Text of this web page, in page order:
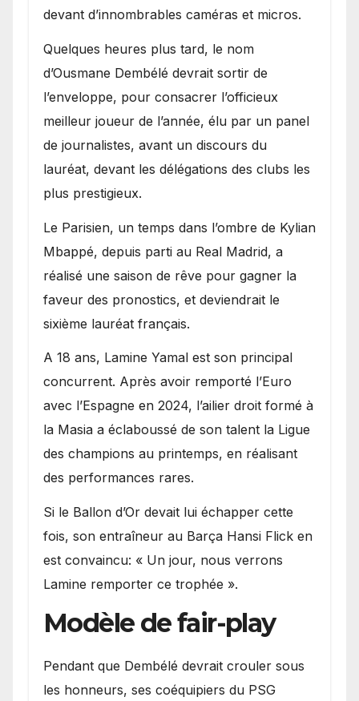
devant d’innombrables caméras et micros.
Quelques heures plus tard, le nom
d’Ousmane Dembélé devrait sortir de
l’enveloppe, pour consacrer l’officieux
meilleur joueur de l’année, élu par un panel
de journalistes, avant un discours du
lauréat, devant les délégations des clubs les
plus prestigieux.
Le Parisien, un temps dans l’ombre de Kylian
Mbappé, depuis parti au Real Madrid, a
réalisé une saison de rêve pour gagner la
faveur des pronostics, et deviendrait le
sixième lauréat français.
A 18 ans, Lamine Yamal est son principal
concurrent. Après avoir remporté l’Euro
avec l’Espagne en 2024, l’ailier droit formé à
la Masia a éclaboussé de son talent la Ligue
des champions au printemps, en réalisant
des performances rares.
Si le Ballon d’Or devait lui échapper cette
fois, son entraîneur au Barça Hansi Flick en
est convaincu: « Un jour, nous verrons
Lamine remporter ce trophée ».
Modèle de fair-play
Pendant que Dembélé devrait crouler sous
les honneurs, ses coéquipiers du PSG